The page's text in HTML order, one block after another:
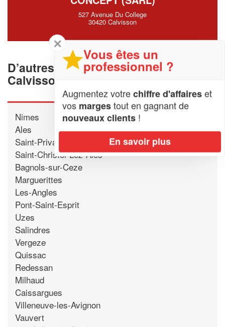
527 Avenue Du College
30420 Calvisson
D’autres cuisinistes proche de
Calvisson
Nimes
Ales
Saint-Privat-des-Vieux
Saint-Christol-Lez-Ales
Bagnols-sur-Ceze
Marguerittes
Les-Angles
Pont-Saint-Esprit
Uzes
Salindres
Vergeze
Quissac
Redessan
Milhaud
Caissargues
Villeneuve-les-Avignon
Vauvert
✕
Vous êtes un
professionnel ?
Augmentez votrechiffre d'affaireset
vos margestout en gagnant de
nouveaux clients !
En savoir plus